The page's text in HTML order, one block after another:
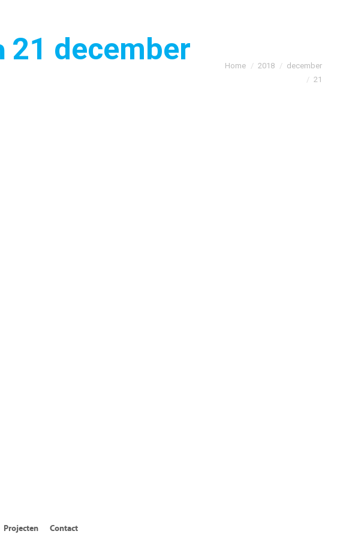
21 december
Je bent hier:
Home 2018
december
21
Projecten Contact